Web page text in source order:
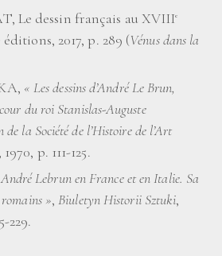
Le dessin français au XVIIIe
2017, p. 289 (Vénus dans la
« Les dessins d’André Le Brun,
du roi Stanislas-Auguste
de la Société de l’Histoire de l’Art
p. 111-125.
André Lebrun en France et en Italie. Sa
romains »,Biuletyn Historii Sztuki,
229.